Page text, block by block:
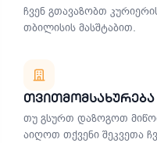
ჩვენ გთავაზობთ
თბილისის მასშტაბით.
Თვითმომსახურება
თუ გსურთ დაზოგოთ
აიღოთ თქვენი შეკვეთა